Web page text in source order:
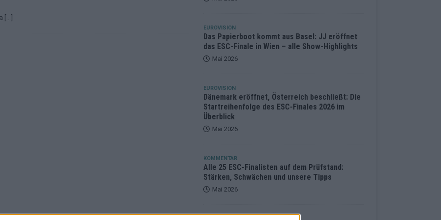
der klar überzeugt – und eine Debatte, die nicht aufhört
EUROVISION
Das Papierboot kommt aus Basel: JJ eröffnet
das ESC-Finale in Wien – alle Show-Highlights
Mai 2026
EUROVISION
Dänemark eröffnet, Österreich beschließt: Die
Startreihenfolge des ESC-Finales 2026 im
Überblick
Mai 2026
KOMMENTAR
Alle 25 ESC-Finalisten auf dem Prüfstand:
Stärken, Schwächen und unsere Tipps
Mai 2026